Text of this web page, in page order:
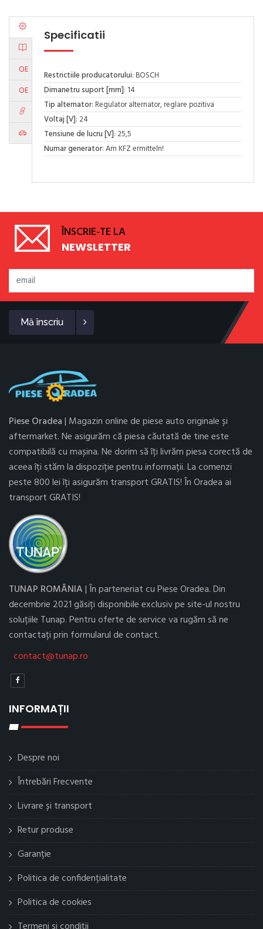
OE
OE
Specificatii
Restrictiile producatorului: BOSCH
Dimanetru suport [mm]: 14
Tip alternator: Regulator alternator, reglare pozitiva
Voltaj [V]: 24
Tensiune de lucru [V]: 25,5
Numar generator: Am KFZ ermitteln!
ÎNSCRIE-TE LA
NEWSLETTER
Mă înscriu
Piese Oradea| Magazin online de piese auto originale și
aftermarket. Ne asigurăm că piesa căutată de tine este
compatibilă cu mașina. Ne dorim să îți livrăm piesa corectă de
aceea îți stăm la dispoziție pentru informații. La comenzi
peste 800 lei îți asigurăm transport GRATIS! În Oradea ai
transport GRATIS!
TUNAP ROMÂNIA| În parteneriat cu Piese Oradea. Din
decembrie 2021 găsiți disponibile exclusiv pe site-ul nostru
soluțiile Tunap. Pentru oferte de service va rugăm să ne
contactați prin formularul de contact.
contact@tunap.ro
INFORMAȚII
Despre noi
Întrebări Frecvente
Livrare și transport
Retur produse
Garanție
Politica de confidențialitate
Politica de cookies